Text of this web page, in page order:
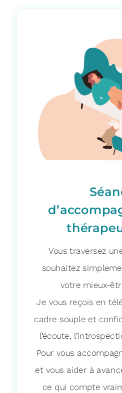
Vous traversez
souhaitez
votre mieux-
Je vous reçois en
cadre souple et
l’écoute,
Pour vous
et vous aider à
ce qui compte